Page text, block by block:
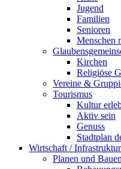
Jugend
Familien
Senioren
Menschen
Kirchen
Religiöse
Vereine &
Tourismus
Kultur
Aktiv sein
Genuss
Stadtplan
Wirtschaft / Infrastruktur
Planen und Bauen